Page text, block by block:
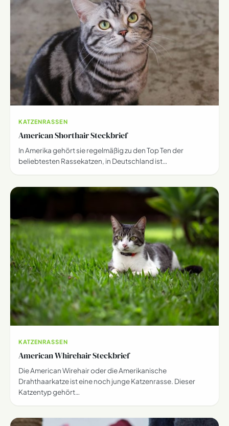
KATZENRASSEN
American Shorthair Steckbrief
In Amerika gehört sie regelmäßig zu den Top Ten der
beliebtesten Rassekatzen, in Deutschland ist…
KATZENRASSEN
American Whirehair Steckbrief
Die American Wirehair oder die Amerikanische
Drahthaarkatze ist eine noch junge Katzenrasse. Dieser
Katzentyp gehört…